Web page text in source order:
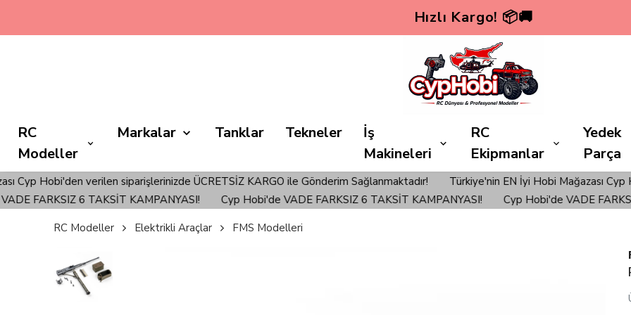
🚀💳 Cyp Hobi'de VADE FARKSIZ 6 TAKSİT
RC
Modeller
Markalar Tanklar Tekneler
İş
Makineleri
RC
Ekipmanlar
Yedek
Parça
verilen siparişlerinizde ÜCRETSİZ KARGO ile Gönderim Sağlanmaktadır!
Türkiye'nin EN İyi Hobi Mağazası Cyp Hobi'den
FARKSIZ 6 TAKSİT KAMPANYASI!
Cyp Hobi'de VADE FARKSIZ 6 TAKSİT KAMPANYASI! Cyp Hobi'de VADE FARKSIZ 6
RC Modeller Elektrikli Araçlar FMS Modelleri